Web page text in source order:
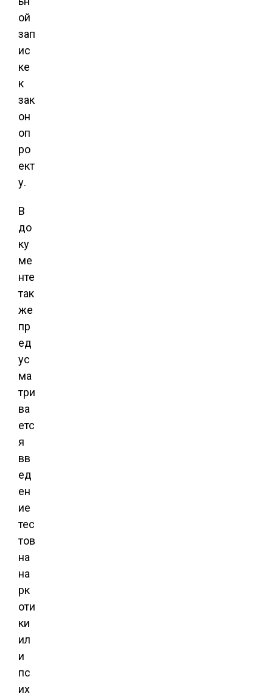
ой
зап
ис
ке
к
зак
он
оп
ро
ект
у.
В
до
ку
ме
нте
так
же
пр
ед
ус
ма
три
ва
етс
я
вв
ед
ен
ие
тес
тов
на
на
рк
оти
ки
ил
и
пс
их